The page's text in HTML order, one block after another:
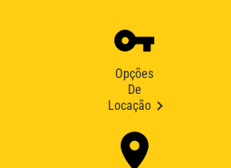
Opções
De
Locação